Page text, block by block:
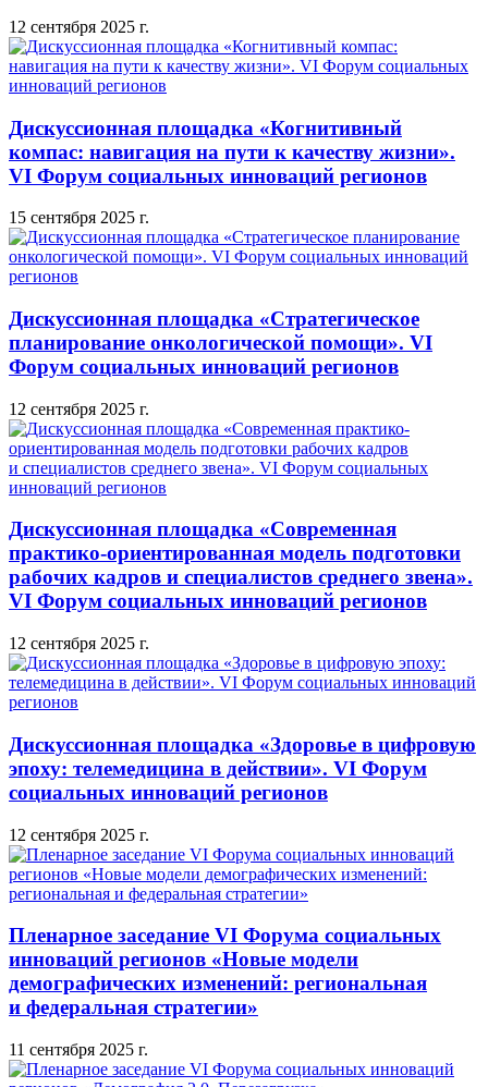
12 сентября 2025 г.
Дискуссионная площадка «Когнитивный
компас: навигация на пути к качеству жизни».
VI Форум социальных инноваций регионов
15 сентября 2025 г.
Дискуссионная площадка «Стратегическое
планирование онкологической помощи». VI
Форум социальных инноваций регионов
12 сентября 2025 г.
Дискуссионная площадка «Современная
практико-ориентированная модель подготовки
рабочих кадров и специалистов среднего звена».
VI Форум социальных инноваций регионов
12 сентября 2025 г.
Дискуссионная площадка «Здоровье в цифровую
эпоху: телемедицина в действии». VI Форум
социальных инноваций регионов
12 сентября 2025 г.
Пленарное заседание VI Форума социальных
инноваций регионов «Новые модели
демографических изменений: региональная
и федеральная стратегии»
11 сентября 2025 г.